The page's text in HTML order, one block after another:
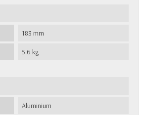
183 mm
5.6 kg
Aluminium